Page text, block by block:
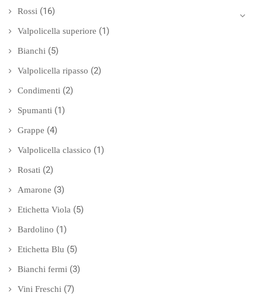
Rossi (16)
Valpolicella superiore (1)
Bianchi (5)
Valpolicella ripasso (2)
Condimenti (2)
Spumanti (1)
Grappe (4)
Valpolicella classico (1)
Rosati (2)
Amarone (3)
Etichetta Viola (5)
Bardolino (1)
Etichetta Blu (5)
Bianchi fermi (3)
Vini Freschi (7)